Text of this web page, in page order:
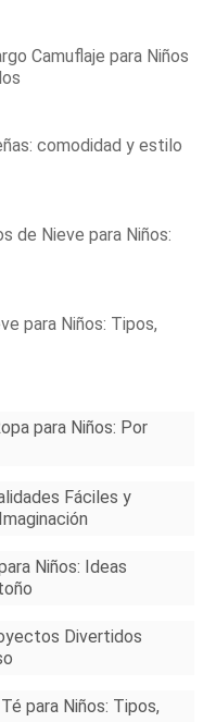
Camuflaje para Niños
comodidad y estilo
de Nieve para Niños:
para Niños: Tipos,
para Niños: Por
Fáciles y
Niños: Ideas
Divertidos
para Niños: Tipos,